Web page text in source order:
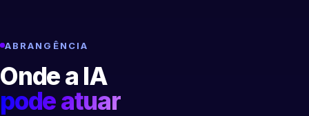
ABRANGÊNCIA
Onde a IA
pode atuar